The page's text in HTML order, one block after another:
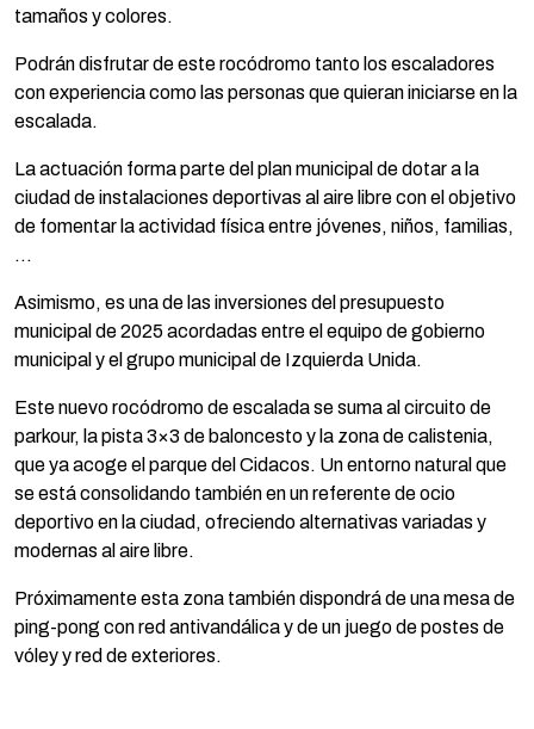
tamaños y colores.
Podrán disfrutar de este rocódromo tanto los escaladores
con experiencia como las personas que quieran iniciarse en la
escalada.
La actuación forma parte del plan municipal de dotar a la
ciudad de instalaciones deportivas al aire libre con el objetivo
de fomentar la actividad física entre jóvenes, niños, familias,
…
Asimismo, es una de las inversiones del presupuesto
municipal de 2025 acordadas entre el equipo de gobierno
municipal y el grupo municipal de Izquierda Unida.
Este nuevo rocódromo de escalada se suma al circuito de
parkour, la pista 3×3 de baloncesto y la zona de calistenia,
que ya acoge el parque del Cidacos. Un entorno natural que
se está consolidando también en un referente de ocio
deportivo en la ciudad, ofreciendo alternativas variadas y
modernas al aire libre.
Próximamente esta zona también dispondrá de una mesa de
ping-pong con red antivandálica y de un juego de postes de
vóley y red de exteriores.